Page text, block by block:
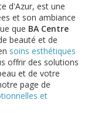
d'Azur, est une
et son ambiance
que BA Centre
beauté et de
soins esthétiques
offrir des solutions
et de votre
page de
et